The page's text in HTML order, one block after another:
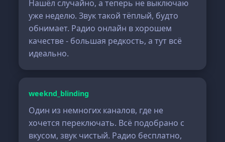
Нашёл случайно, а теперь не выключаю
уже неделю. Звук такой тёплый, будто
обнимает. Радио онлайн в хорошем
качестве - большая редкость, а тут всё
идеально.
weeknd_blinding
Один из немногих каналов, где не
хочется переключать. Всё подобрано с
вкусом, звук чистый. Радио бесплатно,